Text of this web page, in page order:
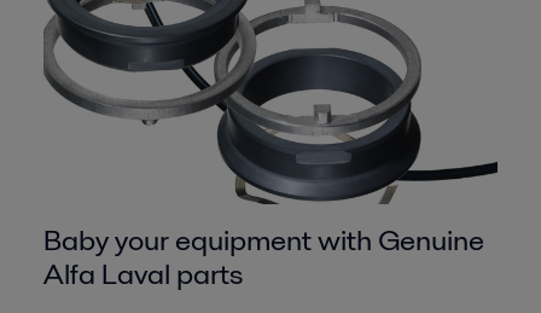
Baby your equipment with Genuine
Alfa Laval parts